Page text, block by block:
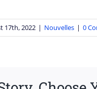
17th, 2022 | Nouvelles | 0